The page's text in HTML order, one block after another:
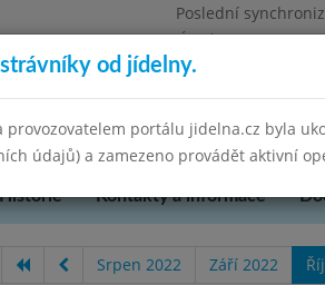
Poslední
Úterý 12.5.2026 8:35
680
Historie Kontakty a informace
Srpen 2022 Září 2022
od jídelny.
provozovatelem portálu jidelna.cz byla
údajů) a zamezeno provádět aktivní